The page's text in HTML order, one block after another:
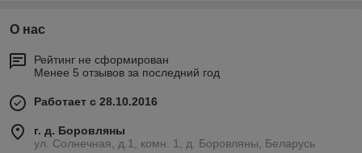
О нас
Рейтинг не сформирован
Менее 5 отзывов за последний год
Работает с 28.10.2016
г. д. Боровляны
ул. Солнечная, д.1, комн. 1, д. Боровляны, Беларусь